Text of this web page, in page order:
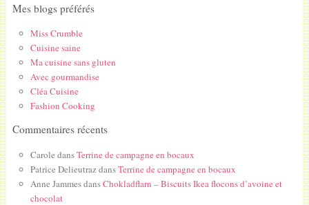
Mes blogs préférés
Miss Crumble
Cuisine saine
Ma cuisine sans gluten
Avec gourmandise
Cléa Cuisine
Fashion Cooking
Commentaires récents
Carole dansTerrine de campagne en bocaux
Patrice DelieutrazdansTerrine de campagne en bocaux
Anne JammesdansChokladflarn – Biscuits Ikea flocons d’avoine et
chocolat